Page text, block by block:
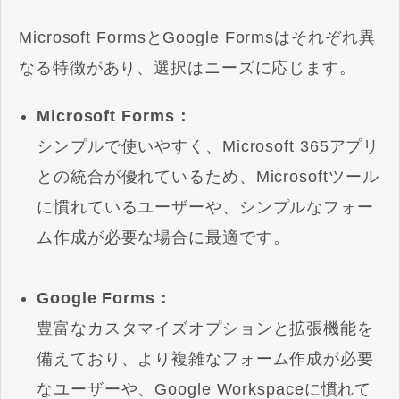
Microsoft FormsとGoogle Formsはそれぞれ異
なる特徴があり、選択はニーズに応じます。
Microsoft Forms：
シンプルで使いやすく、Microsoft 365アプリ
との統合が優れているため、Microsoftツール
に慣れているユーザーや、シンプルなフォー
ム作成が必要な場合に最適です。
Google Forms：
豊富なカスタマイズオプションと拡張機能を
備えており、より複雑なフォーム作成が必要
なユーザーや、Google Workspaceに慣れて